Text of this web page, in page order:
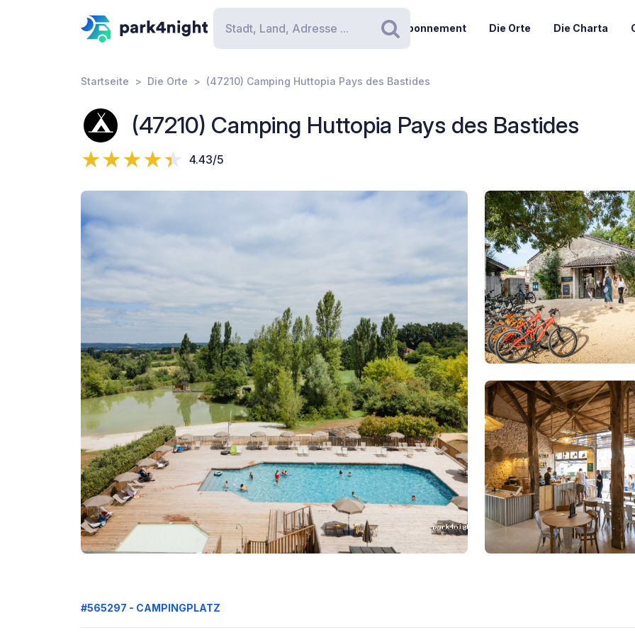
Suchen
Abonnement Die Orte Die Charta
Startseite Die Orte (47210) Camping Huttopia Pays des Bastides
(47210) Camping Huttopia Pays des Bastides
4.43/5
#565297 - CAMPINGPLATZ